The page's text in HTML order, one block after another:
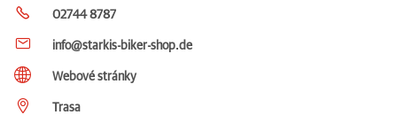
02744 8787
info@starkis-biker-shop.de
Webové stránky
Trasa